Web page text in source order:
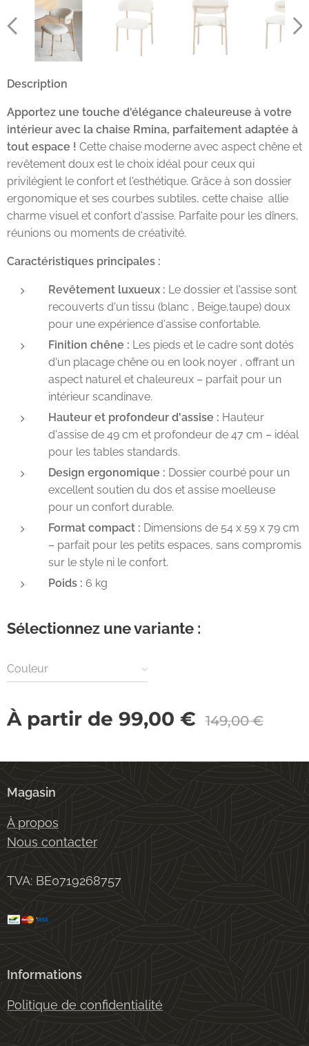
Description
Apportez une touche d'élégance chaleureuse à votre
intérieur avec la chaise Rmina, parfaitement adaptée à
tout espace ! Cette chaise moderne avec aspect chêne et
revêtement doux est le choix idéal pour ceux qui
privilégient le confort et l'esthétique. Grâce à son dossier
ergonomique et ses courbes subtiles, cette chaise allie
charme visuel et confort d'assise. Parfaite pour les dîners,
réunions ou moments de créativité.
Caractéristiques principales :
Revêtement luxueux : Le dossier et l'assise sont
recouverts d'un tissu (blanc , Beige,taupe) doux
pour une expérience d'assise confortable.
Finition chêne : Les pieds et le cadre sont dotés
d'un placage chêne ou en look noyer , offrant un
aspect naturel et chaleureux – parfait pour un
intérieur scandinave.
Hauteur et profondeur d'assise : Hauteur
d'assise de 49 cm et profondeur de 47 cm – idéal
pour les tables standards.
Design ergonomique : Dossier courbé pour un
excellent soutien du dos et assise moelleuse
pour un confort durable.
Format compact : Dimensions de 54 x 59 x 79 cm
– parfait pour les petits espaces, sans compromis
sur le style ni le confort.
Poids : 6 kg
Sélectionnez une variante :
Couleur
À partir de 99,00 € 149,00€
Magasin
À propos
Nous contacter
TVA: BE0719268757
Informations
Politique de confidentialité